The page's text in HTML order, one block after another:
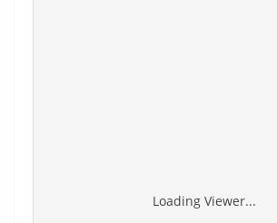
Loading Viewer...